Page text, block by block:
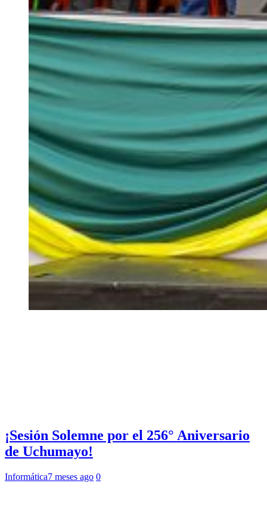
¡Sesión Solemne por el 256° Aniversario
de Uchumayo!
Informática7 meses ago 0